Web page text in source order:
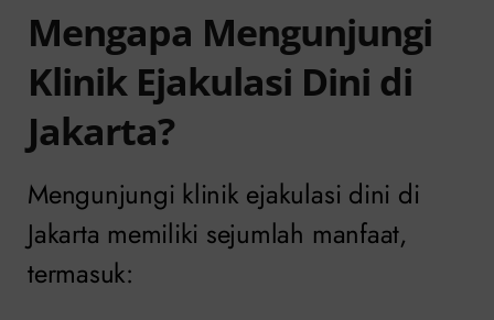
Mengapa Mengunjungi
Klinik Ejakulasi Dini di
Jakarta?
Mengunjungi klinik ejakulasi dini di
Jakarta memiliki sejumlah manfaat,
termasuk: